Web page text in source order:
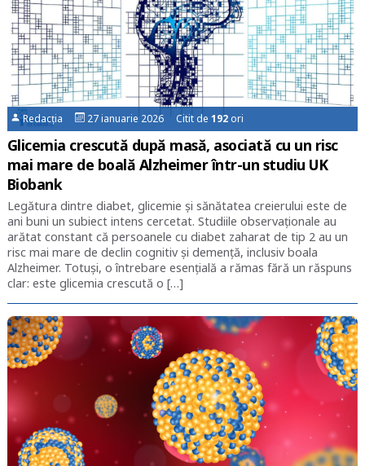
Redacția 27 ianuarie 2026 Citit de192 ori
Glicemia crescută după masă, asociată cu un risc
mai mare de boală Alzheimer într-un studiu UK
Biobank
Legătura dintre diabet, glicemie și sănătatea creierului este de
ani buni un subiect intens cercetat. Studiile observaționale au
arătat constant că persoanele cu diabet zaharat de tip 2 au un
risc mai mare de declin cognitiv și demență, inclusiv boala
Alzheimer. Totuși, o întrebare esențială a rămas fără un răspuns
clar: este glicemia crescută o […]